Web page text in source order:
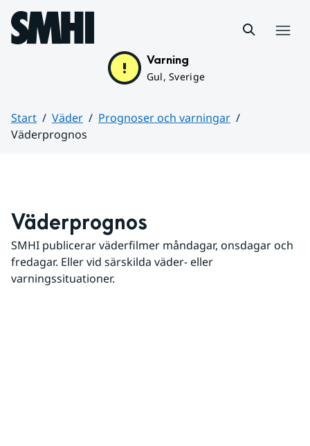
Hoppa till sidans innehåll
Varning
Gul, Sverige
Start Väder
Prognoser och varningar
Väderprognos
Väderprognos
SMHI publicerar väderfilmer måndagar, onsdagar och
fredagar. Eller vid särskilda väder- eller
varningssituationer.